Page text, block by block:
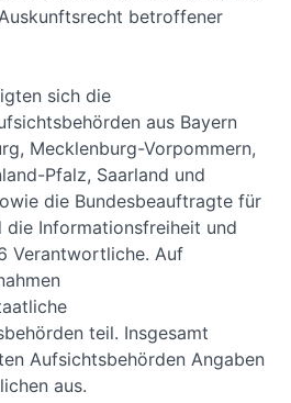
betroffener
sich die
aus Bayern
Mecklenburg-Vorpommern,
Pfalz, Saarland und
die Bundesbeauftragte für
die Informationsfreiheit und
Verantwortliche. Auf
teil. Insgesamt
Aufsichtsbehörden Angaben
aus.